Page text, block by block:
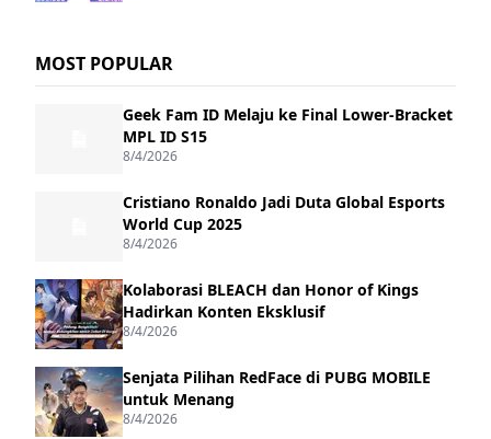
MOST POPULAR
Geek Fam ID Melaju ke Final Lower-Bracket
MPL ID S15
8/4/2026
Cristiano Ronaldo Jadi Duta Global Esports
World Cup 2025
8/4/2026
Kolaborasi BLEACH dan Honor of Kings
Hadirkan Konten Eksklusif
8/4/2026
Senjata Pilihan RedFace di PUBG MOBILE
untuk Menang
8/4/2026